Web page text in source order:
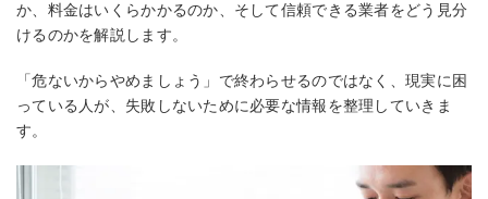
か、料金はいくらかかるのか、そして信頼できる業者をどう見分
けるのかを解説します。
「危ないからやめましょう」で終わらせるのではなく、現実に困
っている人が、失敗しないために必要な情報を整理していきま
す。